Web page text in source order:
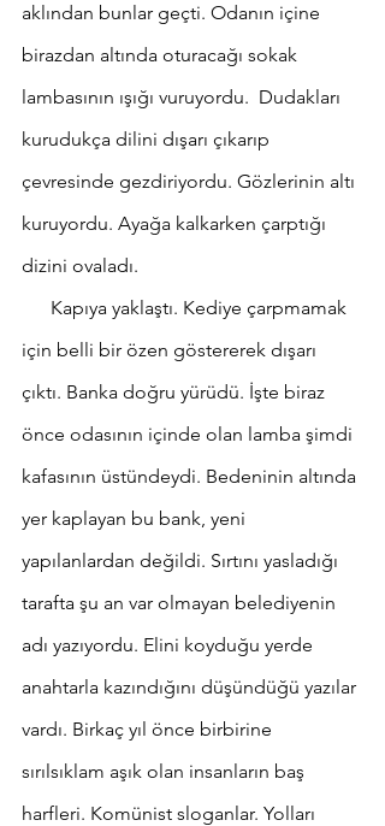
aklından bunlar geçti. Odanın içine
birazdan altında oturacağı sokak
lambasının ışığı vuruyordu.  Dudakları
kurudukça dilini dışarı çıkarıp
çevresinde gezdiriyordu. Gözlerinin altı
kuruyordu. Ayağa kalkarken çarptığı
dizini ovaladı.
için belli bir özen göstererek dışarı
çıktı. Banka doğru yürüdü. İşte biraz
önce odasının içinde olan lamba şimdi
kafasının üstündeydi. Bedeninin altında
yer kaplayan bu bank, yeni
yapılanlardan değildi. Sırtını yasladığı
tarafta şu an var olmayan belediyenin
adı yazıyordu. Elini koyduğu yerde
anahtarla kazındığını düşündüğü yazılar
vardı. Birkaç yıl önce birbirine
sırılsıklam aşık olan insanların baş
harfleri. Komünist sloganlar. Yolları